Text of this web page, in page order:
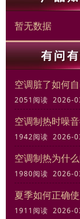
暂无数据
空调脏了如何
2051阅读 2026-
空调制热时噪
1942阅读 2026-
空调制热为什
1980阅读 2026-
夏季如何正确
1911阅读 2026-